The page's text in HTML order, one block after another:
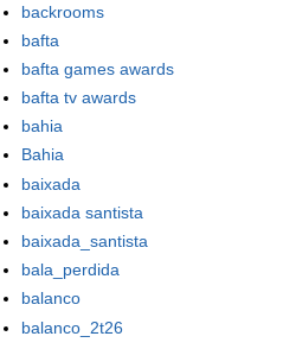
backrooms
bafta
bafta games awards
bafta tv awards
bahia
Bahia
baixada
baixada santista
baixada_santista
bala_perdida
balanco
balanco_2t26